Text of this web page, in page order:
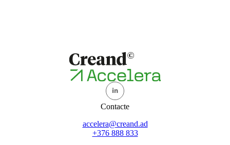
Contacte
accelera@creand.ad
+376 888 833